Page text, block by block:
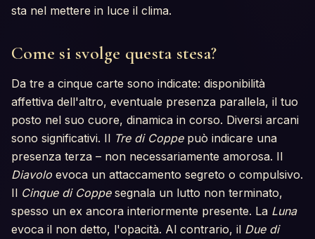
sta nel mettere in luce il clima.
Come si svolge questa stesa?
Da tre a cinque carte sono indicate: disponibilità
affettiva dell'altro, eventuale presenza parallela, il tuo
posto nel suo cuore, dinamica in corso. Diversi arcani
sono significativi. Il Tre di Coppepuò indicare una
presenza terza – non necessariamente amorosa. Il
Diavolo evoca un attaccamento segreto o compulsivo.
Il Cinque di Coppesegnala un lutto non terminato,
spesso un ex ancora interiormente presente. La Luna
evoca il non detto, l'opacità. Al contrario, il Due di